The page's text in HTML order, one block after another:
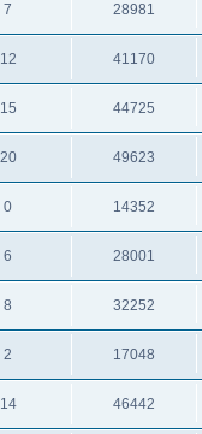
7 28981
12 41170
15 44725
20 49623
0 14352
6 28001
8 32252
2 17048
14 46442